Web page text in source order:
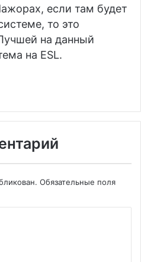
если там будет
то это
на данный
на ESL.
Обязательные поля